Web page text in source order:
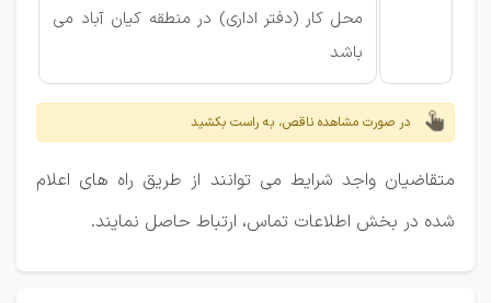
محل کار (دفتر اداری) در منطقه کیان آباد می
باشد
در صورت مشاهده ناقص، به راست بکشید
متقاضیان واجد شرایط می توانند از طریق راه های اعلام
شده در بخش اطلاعات تماس، ارتباط حاصل نمایند.